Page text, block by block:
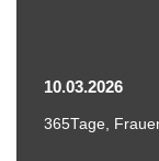
10.03.2026
365Tage